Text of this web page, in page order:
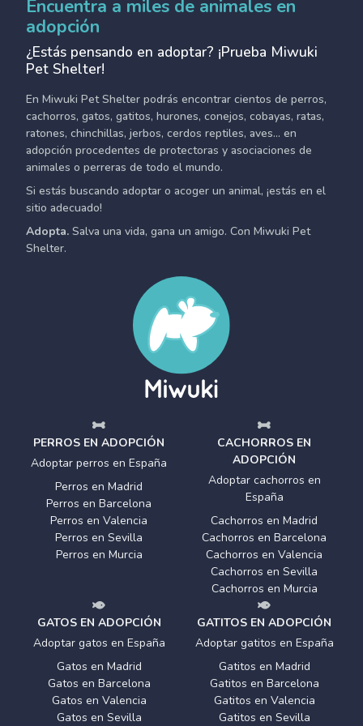
Encuentra a miles de animales en
adopción
¿Estás pensando en adoptar? ¡Prueba Miwuki
Pet Shelter!
En Miwuki Pet Shelter podrás encontrar cientos de perros,
cachorros, gatos, gatitos, hurones, conejos, cobayas, ratas,
ratones, chinchillas, jerbos, cerdos reptiles, aves... en
adopción procedentes de protectoras y asociaciones de
animales o perreras de todo el mundo.
Si estás buscando adoptar o acoger un animal, ¡estás en el
sitio adecuado!
Adopta. Salva una vida, gana un amigo. Con Miwuki Pet
Shelter.
PERROS EN ADOPCIÓN
Adoptar perros en España
Perros en Madrid
Perros en Barcelona
Perros en Valencia
Perros en Sevilla
Perros en Murcia
CACHORROS EN
ADOPCIÓN
Adoptar cachorros en
España
Cachorros en Madrid
Cachorros en Barcelona
Cachorros en Valencia
Cachorros en Sevilla
Cachorros en Murcia
GATOS EN ADOPCIÓN
Adoptar gatos en España
Gatos en Madrid
Gatos en Barcelona
Gatos en Valencia
Gatos en Sevilla
GATITOS EN ADOPCIÓN
Adoptar gatitos en España
Gatitos en Madrid
Gatitos en Barcelona
Gatitos en Valencia
Gatitos en Sevilla